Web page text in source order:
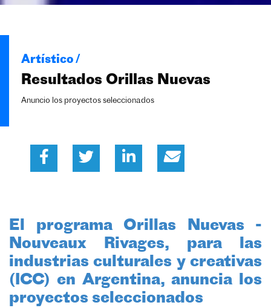
Artístico /
Resultados Orillas Nuevas
Anuncio los proyectos seleccionados
El programa Orillas Nuevas -
Nouveaux Rivages, para las
industrias culturales y creativas
(ICC) en Argentina, anuncia los
proyectos seleccionados